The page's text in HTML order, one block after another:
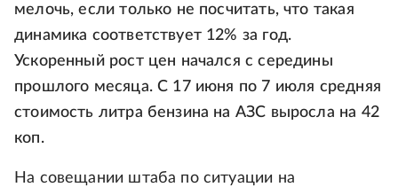
мелочь, если только не посчитать, что такая
динамика соответствует 12% за год.
Ускоренный рост цен начался с середины
прошлого месяца. С 17 июня по 7 июля средняя
стоимость литра бензина на АЗС выросла на 42
коп.
На совещании штаба по ситуации на